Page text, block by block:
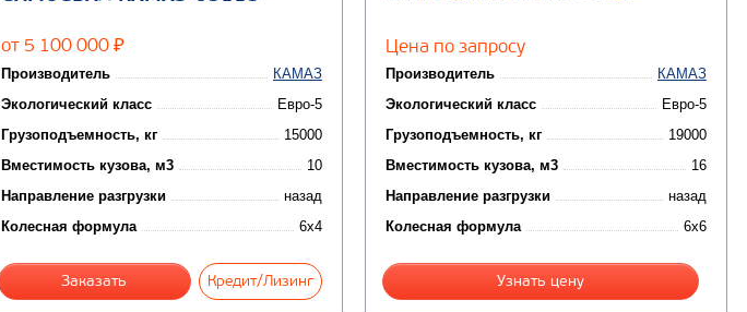
от 5 100 000 ₽
Производитель
КАМАЗ
Экологический класс
Евро-5
Грузоподъемность, кг
15000
Вместимость кузова, м3
10
Направление разгрузки
назад
Колесная формула
6x4
Заказать Кредит/Лизинг
Цена по запросу
Производитель
КАМАЗ
Экологический класс
Евро-5
Грузоподъемность, кг
19000
Вместимость кузова, м3
16
Направление разгрузки
назад
Колесная формула
6x6
Узнать цену